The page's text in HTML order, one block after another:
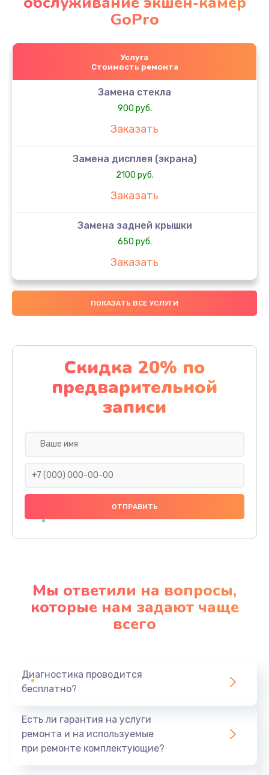
GoPro
Услуга
Стоимость ремонта
Замена стекла
900 руб.
Заказать
Замена дисплея (экрана)
2100 руб.
Заказать
Замена задней крышки
650 руб.
Заказать
Замена аккумулятора
4000 руб.
Замена материнской платы
1100 руб.
Заказать
Замена праймера
1000 руб.
Заказать
Профилактическая чистка
Заказать
ПОКАЗАТЬ ВСЕ УСЛУГИ
Скидка 20% по
предварительной
записи
Мы ответили на вопросы,
которые нам задают чаще
всего
Диагностика проводится
бесплатно?
Есть ли гарантия на услуги
ремонта и на используемые
при ремонте комплектующие?